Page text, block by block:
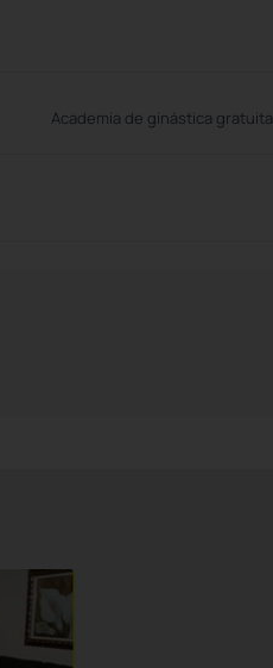
Academia de ginástica gratuita